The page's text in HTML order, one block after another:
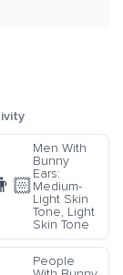
Men With
Bunny
Ears:
Medium-
Light Skin
Tone, Light
Skin Tone
People